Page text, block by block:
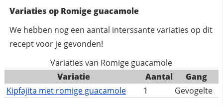
Variaties op Romige guacamole
We hebben nog een aantal interssante variaties op dit
recept voor je gevonden!
Variaties van Romige guacamole
Variatie
Aantal
Gang
Kipfajita met romige guacamole
1
Gevogelte